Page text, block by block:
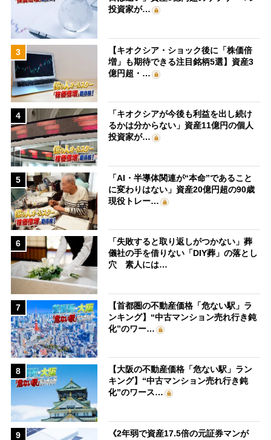
投資家が…
3
【キオクシア・ショック後に「株価倍
増」も期待できる注目銘柄5選】資産3
億円超・…
4
「キオクシアが今後も利益を出し続け
るかは分からない」資産11億円の個人
投資家が…
5
「AI・半導体関連が“本命”であること
に変わりはない」資産20億円超の90歳
現役トレー…
6
「失敗すると取り返しがつかない」葬
儀社の手を借りない「DIY葬」の落とし
穴 素人には…
7
【首都圏の不動産価格「危ない駅」ラ
ンキング】“中古マンション売れ行き鈍
化”のワー…
8
【大阪の不動産価格「危ない駅」ラン
キング】“中古マンション売れ行き鈍
化”のワース…
9
《2年弱で資産17.5倍の元証券マンが